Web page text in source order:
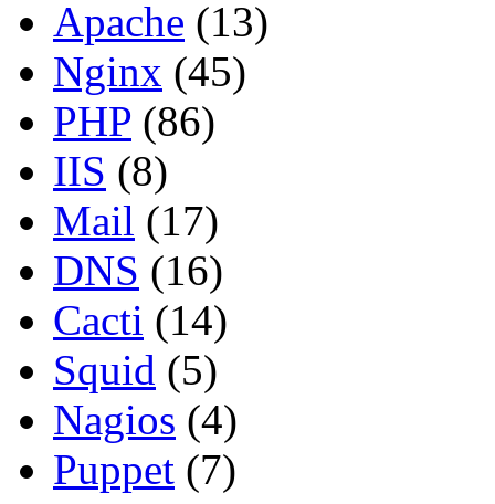
Apache (13)
Nginx (45)
PHP (86)
IIS (8)
Mail (17)
DNS (16)
Cacti (14)
Squid (5)
Nagios (4)
Puppet (7)